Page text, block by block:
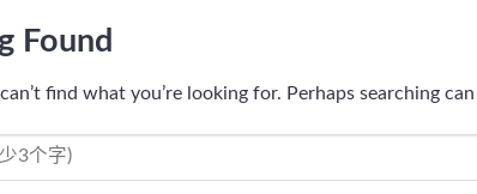
Found
find what you’re looking for. Perhaps searching